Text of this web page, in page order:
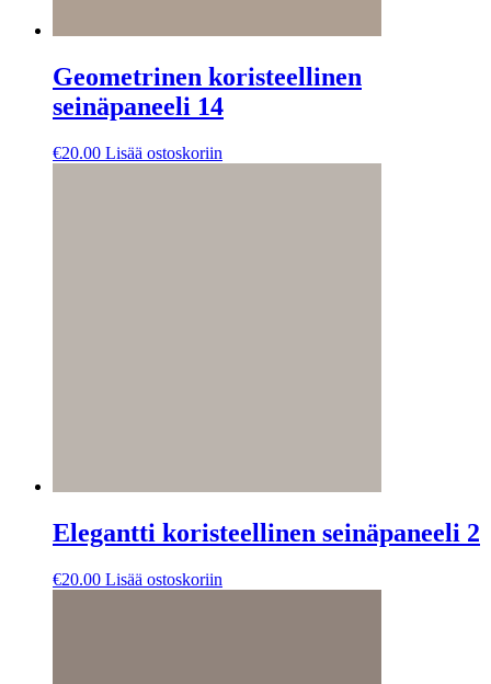
Geometrinen koristeellinen
seinäpaneeli 14
€20.00 Lisää ostoskoriin
Elegantti koristeellinen seinäpaneeli 2
€20.00 Lisää ostoskoriin